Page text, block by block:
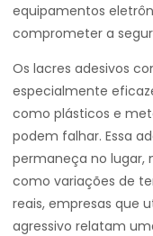
equipamentos
comprometer a
Os lacres adesivos
especialmente
como plásticos e
podem falhar. Essa
permaneça no lugar,
como variações de
reais, empresas que
agressivo relatam